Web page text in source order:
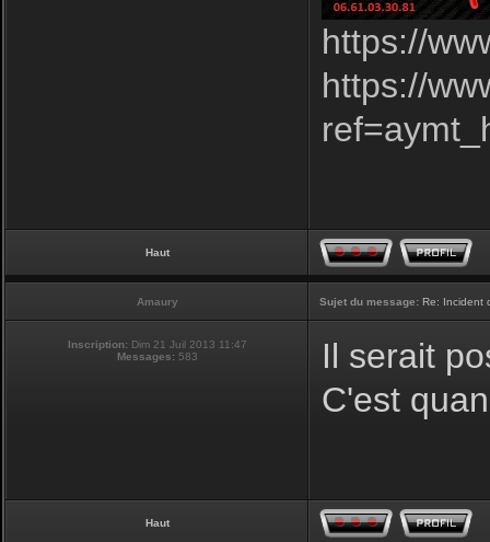
https://
https://
Haut
Amaury Sujet du message: Re: Incident
Inscription: Dim 21 Juil 2013 11:47
Messages:583
Il serait
C'est
Haut